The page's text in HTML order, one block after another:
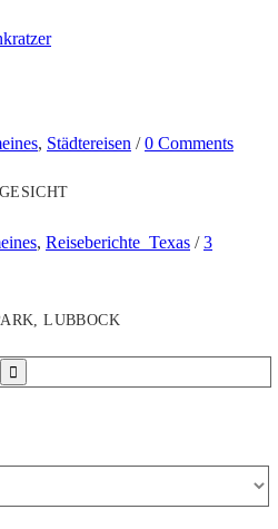
, Städtereisen /0 Comments
, Reiseberichte_Texas /3
LUBBOCK